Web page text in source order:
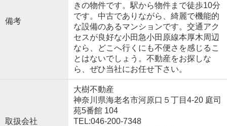
備考
きの物件です。駅から物件まで徒歩10分
です。中古でありながら、綺麗で機能的
な設備のあるマンションです。交通アク
セスが良好な小田急小田原線本厚木周辺
なら、どこへ行くにも不便さを感じるこ
とはないでしょう。不動産をお探しな
ら、ぜひ当社にお任せ下さい。
取扱会社
大樹不動産
神奈川県海老名市河原口５丁目4-20 庭司
苑5番館 104
TEL:046-200-7348